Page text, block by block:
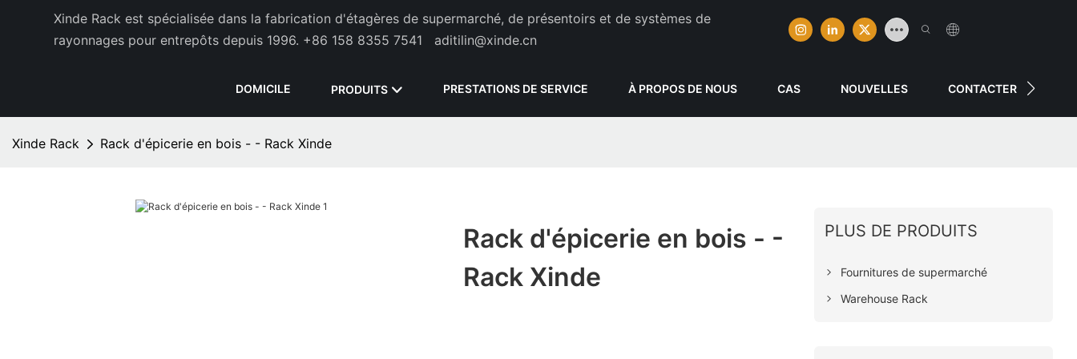
Xinde Rack est spécialisée dans la fabrication d'étagères de supermarché, de présentoirs et de systèmes de
rayonnages pour entrepôts depuis 1996. +86 158 8355 7541 aditilin@xinde.cn
DOMICILE PRODUITS PRESTATIONS DE SERVICE À PROPOS DE NOUS CAS NOUVELLES CONTACTER
Xinde Rack Rack d'épicerie en bois - - Rack Xinde
Rack d'épicerie en bois - -
Rack Xinde
PLUS DE PRODUITS
Fournitures de supermarché
Warehouse Rack